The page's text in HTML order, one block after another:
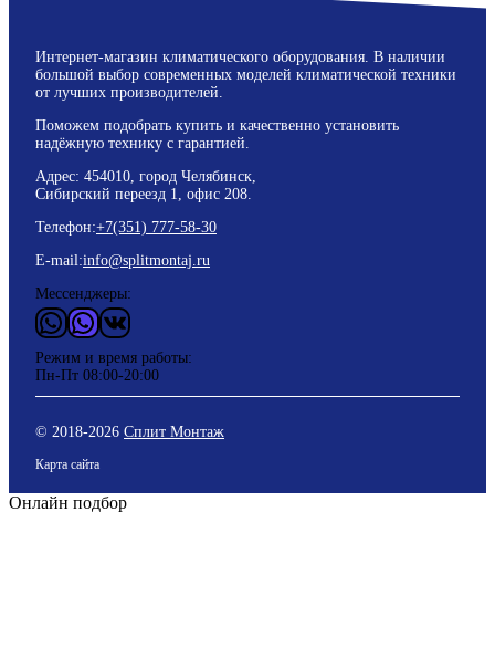
Интернет-магазин климатического оборудования. В наличии
большой выбор современных моделей климатической техники
от лучших производителей.
Поможем подобрать купить и качественно установить
надёжную технику с гарантией.
Адрес: 454010, город Челябинск,
Сибирский переезд 1, офис 208.
Телефон:+7(351) 777-58-30
E-mail:info@splitmontaj.ru
Мессенджеры:
WhatsApp
ViderВКонтакте
Режим и время работы:
Пн-Пт 08:00-20:00
© 2018-2026 Сплит Монтаж
Карта сайта
Онлайн подбор